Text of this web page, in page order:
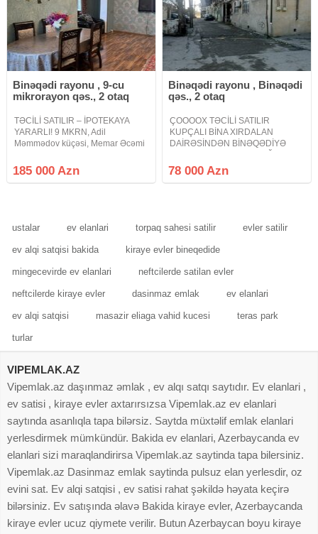
Binəqədi rayonu , 9-cu
mikrorayon qəs., 2 otaq
TƏCİLİ SATILIR – İPOTEKAYA
YARARLI! 9 MKRN, Adil
Məmmədov küçəsi, Memar Əcəmi
layihəli binada Qanuni 2 otaqlı
mənzil satılır Mərtəbə: 9/7 – LİFTLİ
185 000 Azn
Binəqədi rayonu , Binəqədi
qəs., 2 otaq
ÇOOOOX TƏCİLİ SATILIR
KUPÇALI BİNA XIRDALAN
DAİRƏSİNDƏN BİNƏQƏDİYƏ
KÖHNƏ TİKİLİ BİNADA MƏNZİL
Xırdalan dairəsindən Binəqədiyə
78 000 Azn
ustalar ev elanlari torpaq sahesi satilir evler satilir
ev alqi satqisi bakida kiraye evler bineqedide
mingecevirde ev elanlari neftcilerde satilan evler
neftcilerde kiraye evler dasinmaz emlak ev elanlari
ev alqi satqisi masazir eliaga vahid kucesi teras park
turlar
VIPEMLAK.AZ
Vipemlak.az daşınmaz əmlak , ev alqı satqı saytıdır. Ev elanlari ,
ev satisi , kiraye evler axtarırsızsa Vipemlak.az ev elanlari
saytında asanlıqla tapa bilərsiz. Saytda müxtəlif emlak elanlari
yerlesdirmek mümkündür. Bakida ev elanlari, Azerbaycanda ev
elanlari sizi maraqlandirirsa Vipemlak.az saytinda tapa bilersiniz.
Vipemlak.az Dasinmaz emlak saytinda pulsuz elan yerlesdir, oz
evini sat. Ev alqi satqisi , ev satisi rahat şəkildə həyata keçirə
bilərsiniz. Ev satışında əlavə Bakida kiraye evler, Azerbaycanda
kiraye evler ucuz qiymete verilir. Butun Azerbaycan boyu kiraye